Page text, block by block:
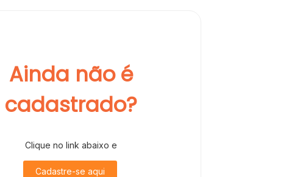
Ainda não é
cadastrado?
Clique no link abaixo e
Cadastre-se aqui